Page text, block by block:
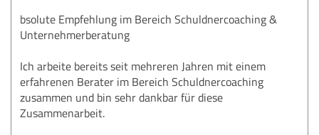
bsolute Empfehlung im Bereich Schuldnercoaching &
Unternehmerberatung
Ich arbeite bereits seit mehreren Jahren mit einem
erfahrenen Berater im Bereich Schuldnercoaching
zusammen und bin sehr dankbar für diese
Zusammenarbeit.